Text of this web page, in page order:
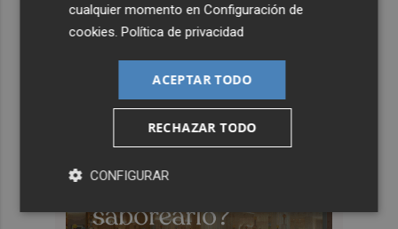
cualquier momento enConfiguración de
cookies .Política de privacidad
ACEPTAR TODO
RECHAZAR TODO
CONFIGURAR